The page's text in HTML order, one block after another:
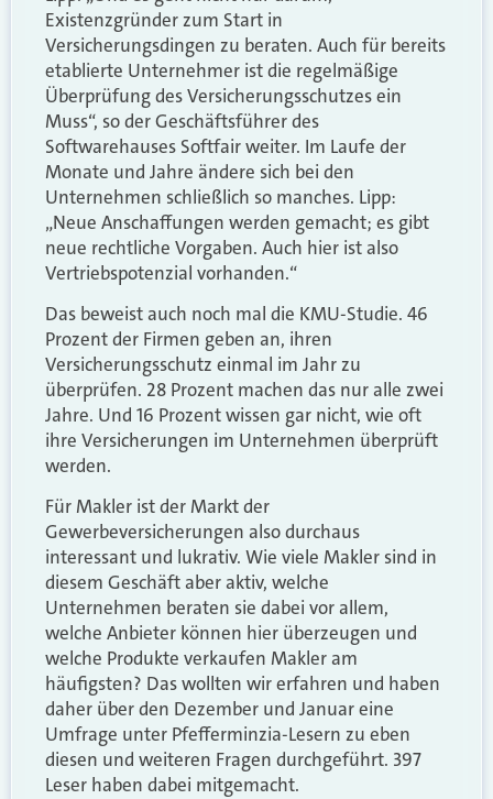
Existenzgründer zum Start in
Versicherungsdingen zu beraten. Auch für bereits
etablierte Unternehmer ist die regelmäßige
Überprüfung des Versicherungsschutzes ein
Muss“, so der Geschäftsführer des
Softwarehauses Softfair weiter. Im Laufe der
Monate und Jahre ändere sich bei den
Unternehmen schließlich so manches. Lipp:
„Neue Anschaffungen werden gemacht; es gibt
neue rechtliche Vorgaben. Auch hier ist also
Vertriebspotenzial vorhanden.“
Das beweist auch noch mal die KMU-Studie. 46
Prozent der Firmen geben an, ihren
Versicherungsschutz einmal im Jahr zu
überprüfen. 28 Prozent machen das nur alle zwei
Jahre. Und 16 Prozent wissen gar nicht, wie oft
ihre Versicherungen im Unternehmen überprüft
werden.
Für Makler ist der Markt der
Gewerbeversicherungen also durchaus
interessant und lukrativ. Wie viele Makler sind in
diesem Geschäft aber aktiv, welche
Unternehmen beraten sie dabei vor allem,
welche Anbieter können hier überzeugen und
welche Produkte verkaufen Makler am
häufigsten? Das wollten wir erfahren und haben
daher über den Dezember und Januar eine
Umfrage unter Pfefferminzia-Lesern zu eben
diesen und weiteren Fragen durchgeführt. 397
Leser haben dabei mitgemacht.